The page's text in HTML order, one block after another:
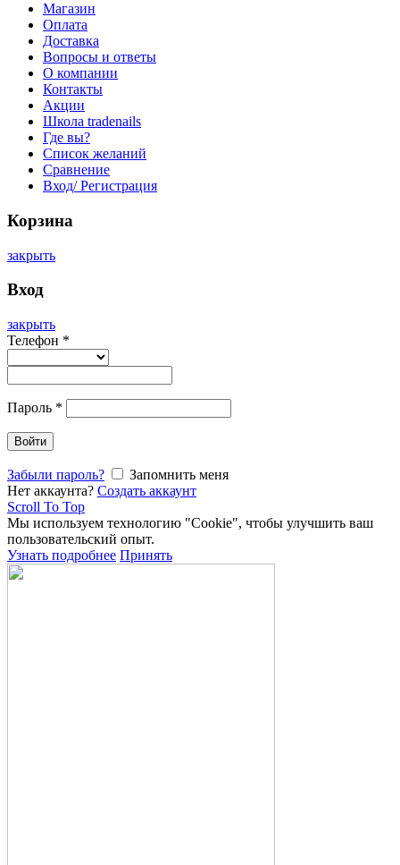
Магазин
Оплата
Доставка
Вопросы и ответы
О компании
Контакты
Акции
Школа tradenails
Где вы?
Список желаний
Сравнение
Вход/ Регистрация
Корзина
закрыть
Вход
закрыть
Телефон *
Пароль *
Войти
Забыли пароль?
Запомнить меня
Нет аккаунта? Создать аккаунт
Scroll To Top
Мы используем технологию "Cookie", чтобы улучшить ваш
пользовательский опыт.
Узнать подробнее Принять